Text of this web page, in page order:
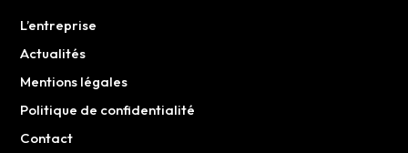
L’entreprise
Actualités
Mentions légales
Politique de confidentialité
Contact